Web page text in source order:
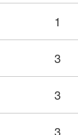
1
3
3
3